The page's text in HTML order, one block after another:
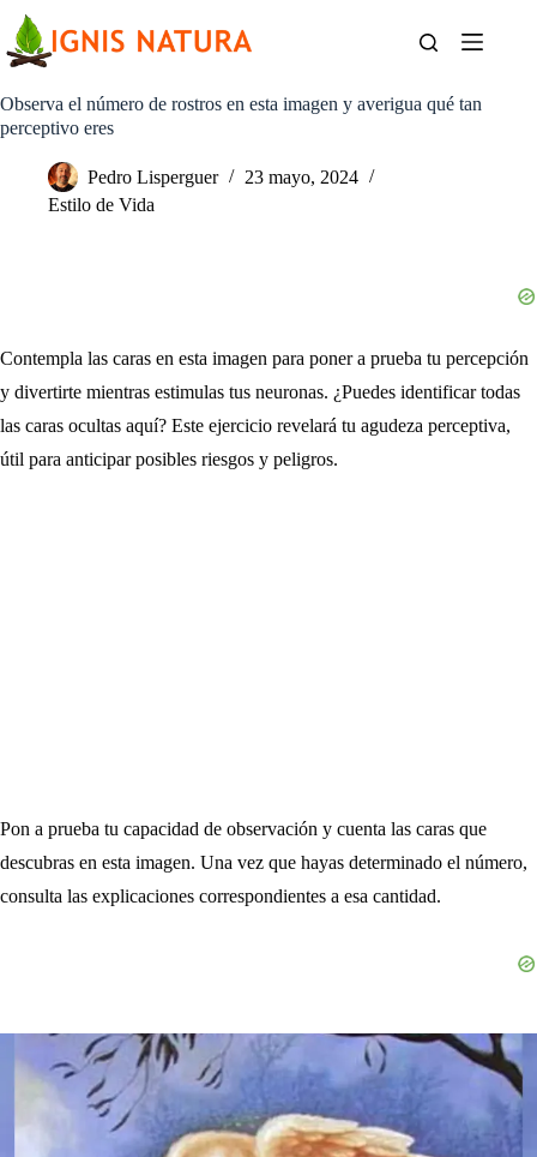
contenido
Observa el número de rostros en esta imagen y averigua qué tan
perceptivo eres
Pedro Lisperguer
23 mayo, 2024
Estilo de Vida
Contempla las caras en esta imagen para poner a prueba tu percepción
y divertirte mientras estimulas tus neuronas. ¿Puedes identificar todas
las caras ocultas aquí? Este ejercicio revelará tu agudeza perceptiva,
útil para anticipar posibles riesgos y peligros.
Pon a prueba tu capacidad de observación y cuenta las caras que
descubras en esta imagen. Una vez que hayas determinado el número,
consulta las explicaciones correspondientes a esa cantidad.